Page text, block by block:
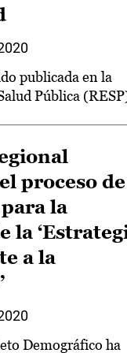
publicada en la
Pública
proceso de
la
la
a la
Demográfico ha